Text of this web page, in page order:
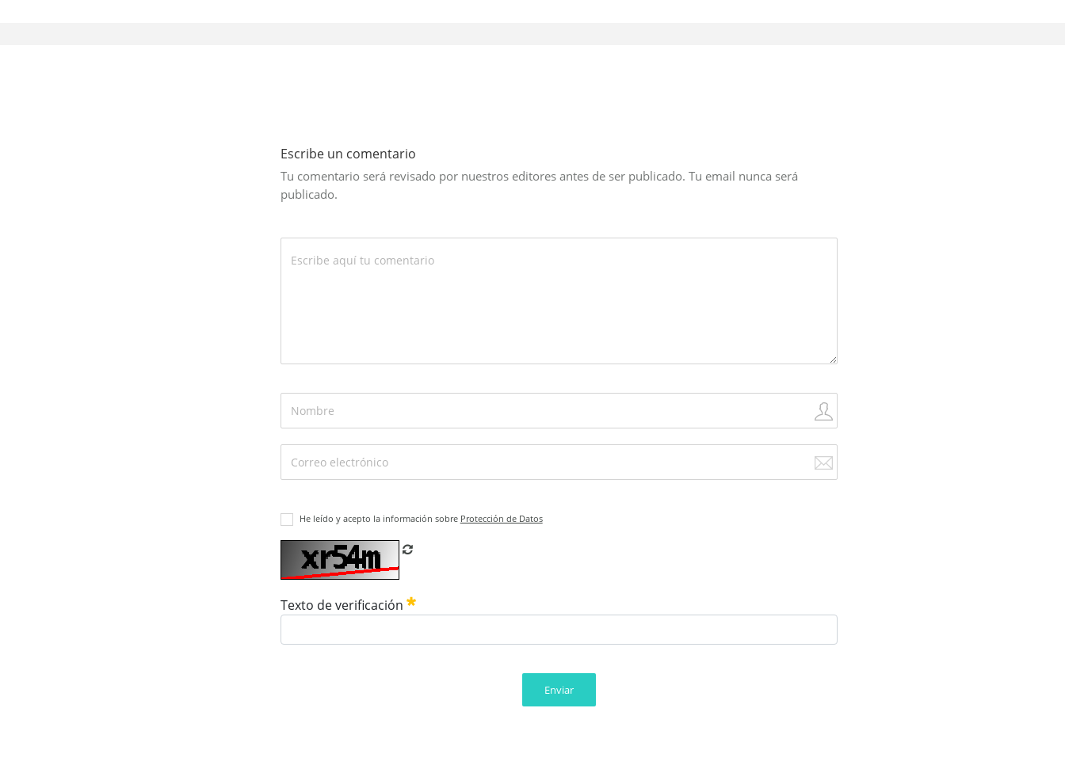
Escribe un comentario
Tu comentario será revisado por nuestros editores antes de ser publicado. Tu email nunca será
publicado.
He leído y acepto la información sobre Protección de Datos
Refrescar CAPTCHA
Texto de verificación
Enviar